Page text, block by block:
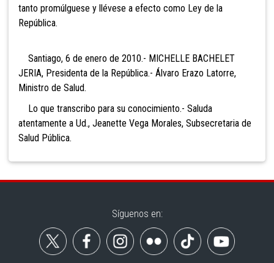
tanto promúlguese y llévese a efecto como Ley de la
República.
Santiago, 6 de enero de 2010.- MICHELLE BACHELET
JERIA, Presidenta de la República.- Álvaro Erazo Latorre,
Ministro de Salud.
Lo que transcribo para su conocimiento.- Saluda
atentamente a Ud., Jeanette Vega Morales, Subsecretaria de
Salud Pública.
Síguenos en: